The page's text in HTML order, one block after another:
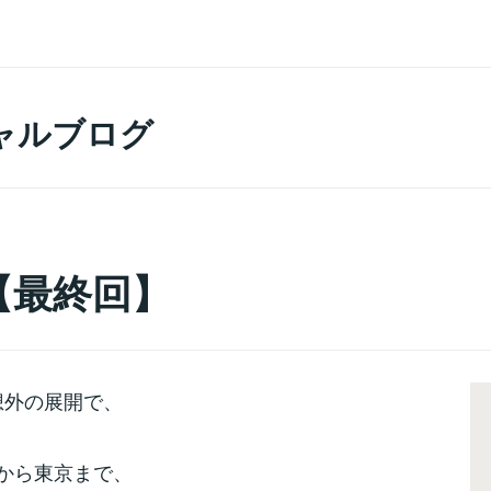
ルブログ
終回】
の展開で、
ら東京まで、